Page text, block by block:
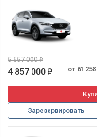
5 557 000 ₽
4 857 000 ₽ от 61
Зарезервировать